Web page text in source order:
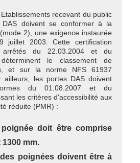
recevant du public
DAS doivent se conformer à la
2), une exigence instaurée
juillet 2003. Cette certification
du 22.03.2004 et du
le classement de
et sur la norme NFS 61937
ailleurs, les portes DAS doivent
du 01.08.2007 et du
les critères d'accessibilité aux
réduite (PMR) :
doit être comprise
1300 mm.
poignées doivent être à